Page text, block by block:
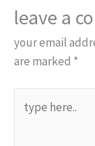
leave a
your email
are marked *
here..